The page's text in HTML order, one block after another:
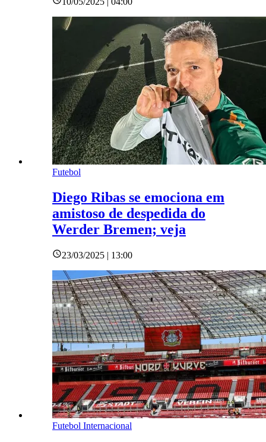
Futebol
Diego Ribas se emociona em
amistoso de despedida do
Werder Bremen; veja
23/03/2025 | 13:00
Futebol Internacional